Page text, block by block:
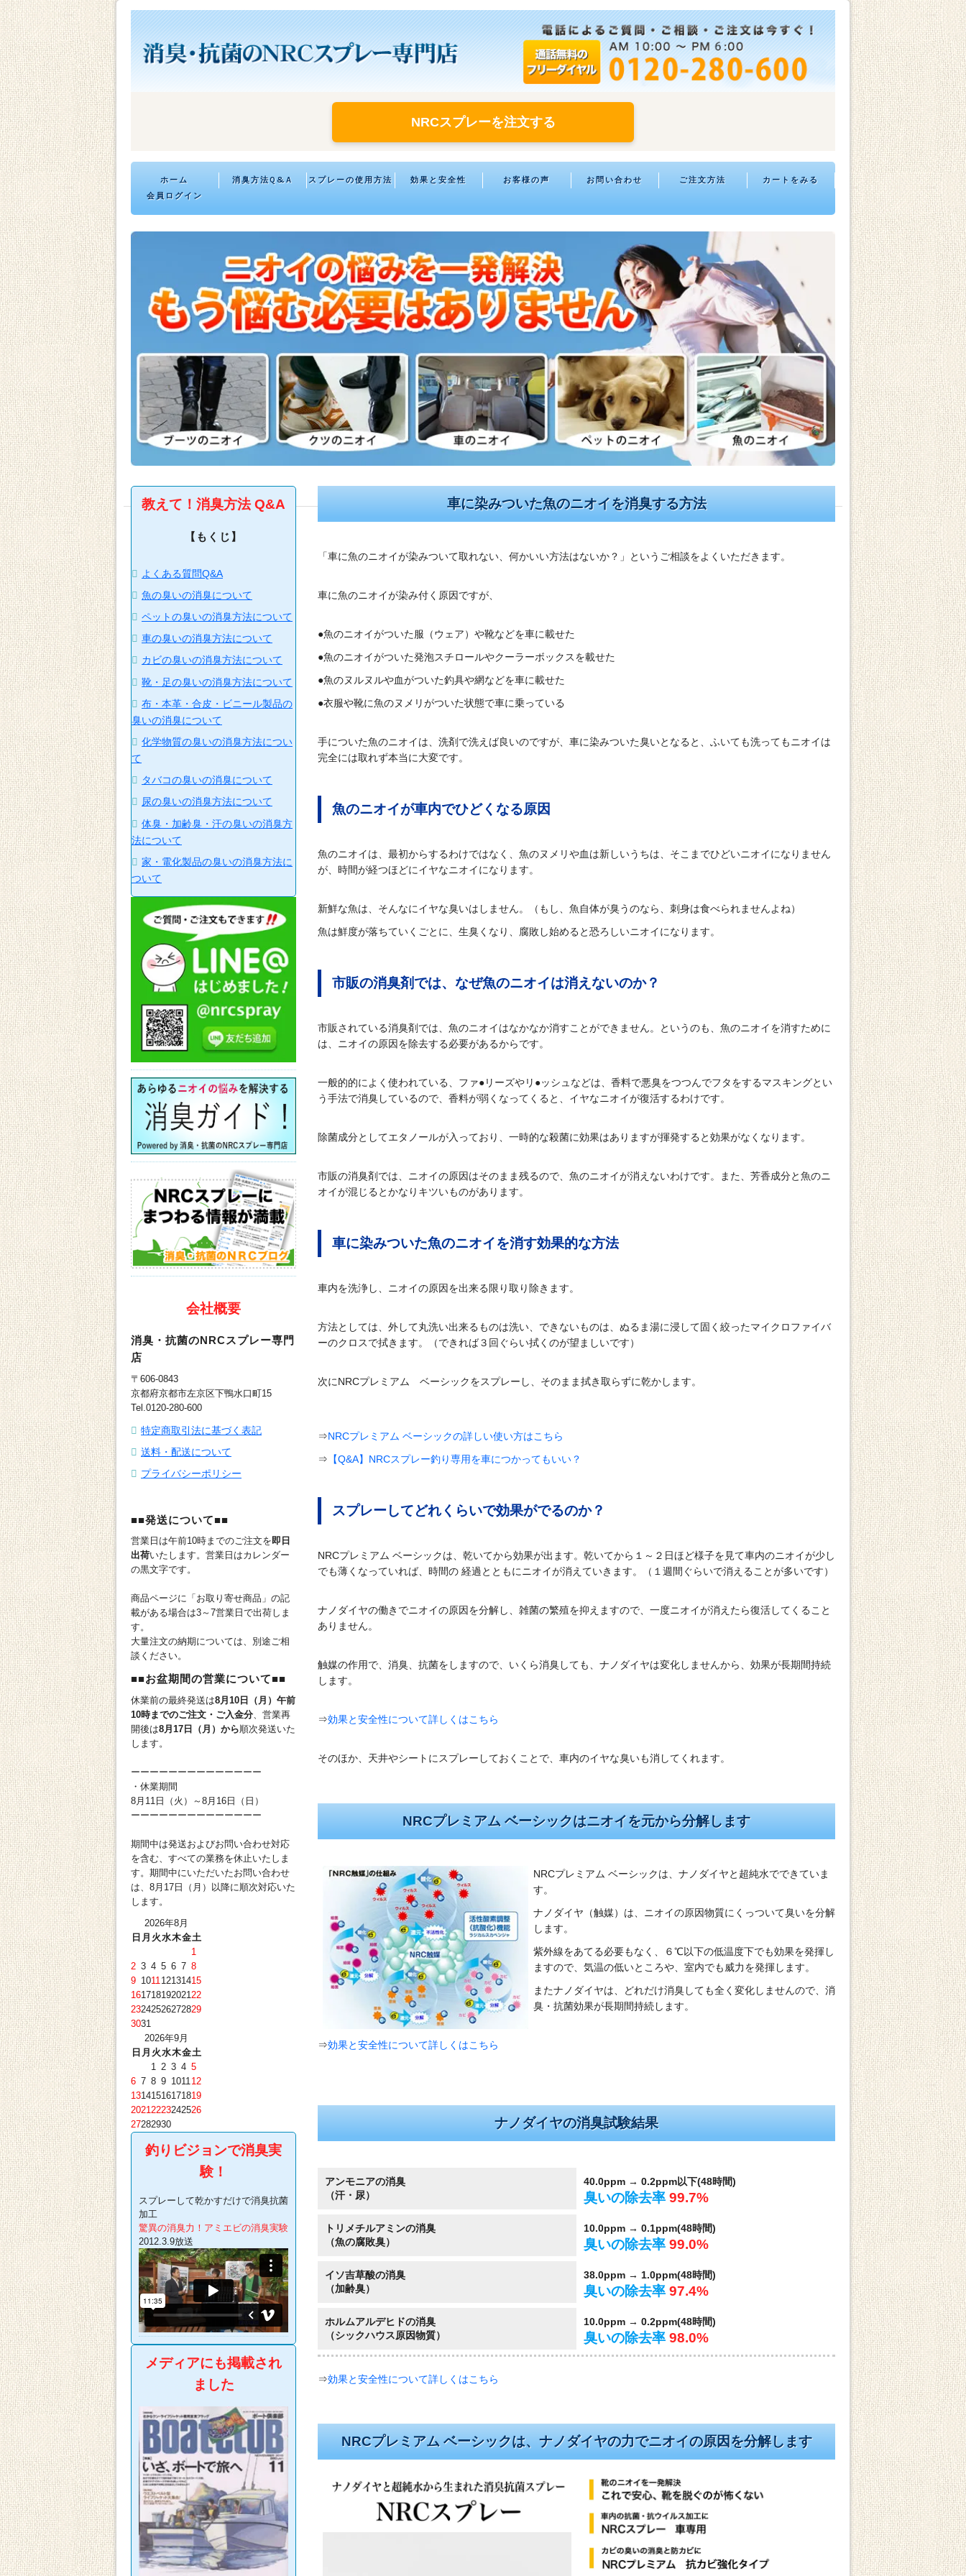
NRCスプレーを注文する
ホーム 消臭方法Q&A スプレーの使用方法 効果と安全性 お客様の声 お問い合わせ ご注文方法
カートをみる
会員ログイン
教えて！消臭方法 Q&A
【もくじ】
よくある質問Q&A
魚の臭いの消臭について
ペットの臭いの消臭方法について
車の臭いの消臭方法について
カビの臭いの消臭方法について
靴・足の臭いの消臭方法について
布・本革・合皮・ビニール製品の
臭いの消臭について
化学物質の臭いの消臭方法につい
て
タバコの臭いの消臭について
尿の臭いの消臭方法について
体臭・加齢臭・汗の臭いの消臭方
法について
家・電化製品の臭いの消臭方法に
ついて
会社概要
消臭・抗菌のNRCスプレー専門
店
〒606-0843
京都府京都市左京区下鴨水口町15
Tel.0120-280-600
特定商取引法に基づく表記
送料・配送について
プライバシーポリシー
■■発送について■■
営業日は午前10時までのご注文を即日
出荷いたします。営業日はカレンダー
の黒文字です。
商品ページに「お取り寄せ商品」の記
載がある場合は3～7営業日で出荷しま
す。
大量注文の納期については、別途ご相
談ください。
■■お盆期間の営業について■■
休業前の最終発送は8月10日（月）午前
10時までのご注文・ご入金分 、営業再
開後は8月17日（月）から 順次発送いた
します。
ーーーーーーーーーーーーーー
・休業期間
8月11日（火）～8月16日（日）
ーーーーーーーーーーーーーー
期間中は発送およびお問い合わせ対応
を含む、すべての業務を休止いたしま
す。期間中にいただいたお問い合わせ
は、8月17日（月）以降に順次対応いた
します。
2026年8月
日 月 火水木金土
1
2 3 4 5 6 7 8
9 1011 12131415
161718192021 22
23242526272829
3031
2026年9月
日 月 火水木金土
1
2 3 4 5
6 7 8 9 1011 12
13141516171819
2021 2223242526
27282930
釣りビジョンで消臭実
験！
スプレーして乾かすだけで消臭抗菌
加工
驚異の消臭力！アミエビの消臭実験
2012.3.9放送
メディアにも掲載され
ました
車に染みついた魚のニオイを消臭する方法
「車に魚のニオイが染みついて取れない、何かいい方法はないか？」というご相談をよくいただきます。
車に魚のニオイが染み付く原因ですが、
●魚のニオイがついた服（ウェア）や靴などを車に載せた
●魚のニオイがついた発泡スチロールやクーラーボックスを載せた
●魚のヌルヌルや血がついた釣具や網などを車に載せた
●衣服や靴に魚のヌメリがついた状態で車に乗っている
手についた魚のニオイは、洗剤で洗えば良いのですが、車に染みついた臭いとなると、ふいても洗ってもニオイは
完全には取れず本当に大変です。
魚のニオイが車内でひどくなる原因
魚のニオイは、最初からするわけではなく、魚のヌメリや血は新しいうちは、そこまでひどいニオイになりません
が、時間が経つほどにイヤなニオイになります。
新鮮な魚は、そんなにイヤな臭いはしません。（もし、魚自体が臭うのなら、刺身は食べられませんよね）
魚は鮮度が落ちていくごとに、生臭くなり、腐敗し始めると恐ろしいニオイになります。
市販の消臭剤では、なぜ魚のニオイは消えないのか？
市販されている消臭剤では、魚のニオイはなかなか消すことができません。というのも、魚のニオイを消すために
は、ニオイの原因を除去する必要があるからです。
一般的的によく使われている、ファ●リーズやリ●ッシュなどは、香料で悪臭をつつんでフタをするマスキングとい
う手法で消臭しているので、香料が弱くなってくると、イヤなニオイが復活するわけです。
除菌成分としてエタノールが入っており、一時的な殺菌に効果はありますが揮発すると効果がなくなります。
市販の消臭剤では、ニオイの原因はそのまま残るので、魚のニオイが消えないわけです。また、芳香成分と魚のニ
オイが混じるとかなりキツいものがあります。
車に染みついた魚のニオイを消す効果的な方法
車内を洗浄し、ニオイの原因を出来る限り取り除きます。
方法としては、外して丸洗い出来るものは洗い、できないものは、ぬるま湯に浸して固く絞ったマイクロファイバ
ーのクロスで拭きます。（できれば３回ぐらい拭くのが望ましいです）
次にNRCプレミアム ベーシックをスプレーし、そのまま拭き取らずに乾かします。
⇒NRCプレミアム ベーシックの詳しい使い方はこちら
⇒ 【Q&A】NRCスプレー釣り専用を車につかってもいい？
スプレーしてどれくらいで効果がでるのか？
NRCプレミアム ベーシックは、乾いてから効果が出ます。乾いてから１～２日ほど様子を見て車内のニオイが少し
でも薄くなっていれば、時間の 経過とともにニオイが消えていきます。（１週間ぐらいで消えることが多いです）
ナノダイヤの働きでニオイの原因を分解し、雑菌の繁殖を抑えますので、一度ニオイが消えたら復活してくること
ありません。
触媒の作用で、消臭、抗菌をしますので、いくら消臭しても、ナノダイヤは変化しませんから、効果が長期間持続
します。
⇒効果と安全性について詳しくはこちら
そのほか、天井やシートにスプレーしておくことで、車内のイヤな臭いも消してくれます。
NRCプレミアム ベーシックはニオイを元から分解します
NRCプレミアム ベーシックは、ナノダイヤと超純水でできていま
す。
ナノダイヤ（触媒）は、ニオイの原因物質にくっついて臭いを分解
します。
紫外線をあてる必要もなく、６℃以下の低温度下でも効果を発揮し
ますので、気温の低いところや、室内でも威力を発揮します。
またナノダイヤは、どれだけ消臭しても全く変化しませんので、消
臭・抗菌効果が長期間持続します。
⇒効果と安全性について詳しくはこちら
ナノダイヤの消臭試験結果
アンモニアの消臭
（汗・尿）
40.0ppm → 0.2ppm以下(48時間)
臭いの除去率 99.7%
トリメチルアミンの消臭
（魚の腐敗臭）
10.0ppm → 0.1ppm(48時間)
臭いの除去率 99.0%
イソ吉草酸の消臭
（加齢臭）
38.0ppm → 1.0ppm(48時間)
臭いの除去率 97.4%
ホルムアルデヒドの消臭
（シックハウス原因物質）
10.0ppm → 0.2ppm(48時間)
臭いの除去率 98.0%
⇒効果と安全性について詳しくはこちら
NRCプレミアム ベーシックは、ナノダイヤの力でニオイの原因を分解します